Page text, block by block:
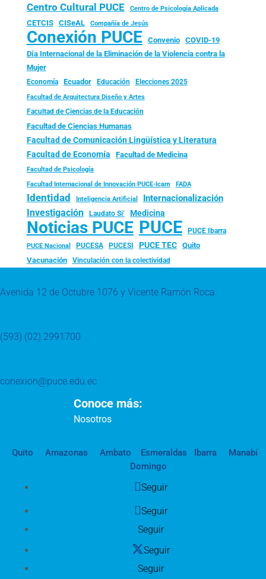
Centro Cultural PUCE Centro de Psicología Aplicada
CETCIS CISeAL Compañía de Jesús
Conexión PUCE Convenio
COVID-19
Día Internacional de la Eliminación de la Violencia contra la
Mujer
Economía Ecuador Educación Elecciones 2025
Facultad de Arquitectura Diseño y Artes
Facultad de Ciencias de la Educación
Facultad de Ciencias Humanas
Facultad de Comunicación Lingüística y Literatura
Facultad de Economía Facultad de Medicina
Facultad de Psicología
Facultad Internacional de Innovación PUCE-Icam FADA
Identidad Inteligencia Artificial Internacionalización
Investigación Laudato Si’ Medicina
Noticias PUCE PUCE PUCE Ibarra
PUCE Nacional PUCESA PUCESI PUCE TEC
Quito
Vacunación
Vinculación con la colectividad
Avenida 12 de Octubre 1076 y Vicente Ramón Roca
(593) (02) 2991700
conexion@puce.edu.ec
Conoce más:
Nosotros
Quito Amazonas Ambato Esmeraldas Ibarra
Manabí
Domingo
Seguir
Seguir
Seguir
Seguir
Seguir